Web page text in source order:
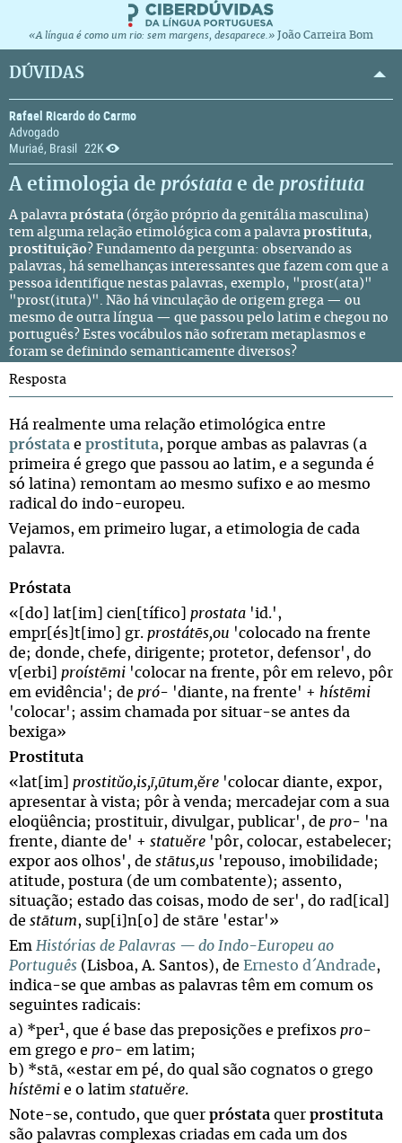
«A língua é como um rio: sem margens, desaparece.» João Carreira Bom
DÚVIDAS
Rafael Ricardo do Carmo
Advogado
Muriaé, Brasil 22K
A etimologia de próstata e de prostituta
A palavra próstata (órgão próprio da genitália masculina)
tem alguma relação etimológica com a palavra prostituta,
prostituição? Fundamento da pergunta: observando as
palavras, há semelhanças interessantes que fazem com que a
pessoa identifique nestas palavras, exemplo, "prost(ata)"
"prost(ituta)". Não há vinculação de origem grega — ou
mesmo de outra língua — que passou pelo latim e chegou no
português? Estes vocábulos não sofreram metaplasmos e
foram se definindo semanticamente diversos?
Resposta
Há realmente uma relação etimológica entre
próstata e prostituta, porque ambas as palavras (a
primeira é grego que passou ao latim, e a segunda é
só latina) remontam ao mesmo sufixo e ao mesmo
radical do indo-europeu.
Vejamos, em primeiro lugar, a etimologia de cada
palavra.
Próstata
«[do] lat[im] cien[tífico] prostata 'id.',
empr[és]t[imo] gr. prostátēs,ou 'colocado na frente
de; donde, chefe, dirigente; protetor, defensor', do
v[erbi] proístēmi 'colocar na frente, pôr em relevo, pôr
em evidência'; de pró- 'diante, na frente' + hístēmi
'colocar'; assim chamada por situar-se antes da
bexiga»
Prostituta
«lat[im] prostitŭo,is,ī,ūtum,ĕre 'colocar diante, expor,
apresentar à vista; pôr à venda; mercadejar com a sua
eloqüência; prostituir, divulgar, publicar', de pro- 'na
frente, diante de' + statuĕre 'pôr, colocar, estabelecer;
expor aos olhos', de stātus,us 'repouso, imobilidade;
atitude, postura (de um combatente); assento,
situação; estado das coisas, modo de ser', do rad[ical]
de stātum, sup[i]n[o] de stāre 'estar'»
Em Histórias de Palavras — do Indo-Europeu ao
Português (Lisboa, A. Santos), de Ernesto d´Andrade,
indica-se que ambas as palavras têm em comum os
seguintes radicais:
a) *per1 , que é base das preposições e prefixos pro-
em grego e pro- em latim;
b) *stā, «estar em pé, do qual são cognatos o grego
hístēmi e o latim statuĕre.
Note-se, contudo, que quer próstata quer prostituta
são palavras complexas criadas em cada um dos